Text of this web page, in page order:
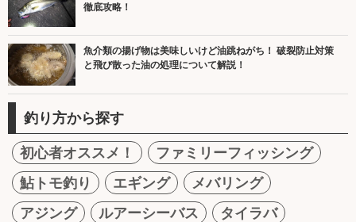
徹底攻略！
魚介類の揚げ物は美味しいけど油跳ねがち！ 破裂防止対策
と飛び散った油の処理について解説！
釣り方から探す
初心者オススメ！
ファミリーフィッシング
鮎トモ釣り
エギング
メバリング
アジング
ルアーシーバス
タイラバ